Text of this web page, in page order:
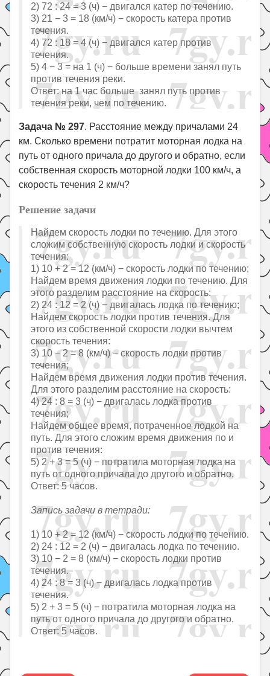
2) 72 : 24 = 3 (ч) − двигался катер по течению.
3) 21 − 3 = 18 (км/ч) − скорость катера против
течения.
4) 72 : 18 = 4 (ч) − двигался катер против
течения.
5) 4 − 3 = на 1 (ч) − больше времени занял путь
против течения реки.
Ответ: на 1 час больше занял путь против
течения реки, чем по течению.
Задача № 297. Расстояние между причалами 24
км. Сколько времени потратит моторная лодка на
путь от одного причала до другого и обратно, если
собственная скорость моторной лодки 100 км/ч, а
скорость течения 2 км/ч?
Решение задачи
Найдем скорость лодки по течению. Для этого
сложим собственную скорость лодки и скорость
течения:
1) 10 + 2 = 12 (км/ч) − скорость лодки по течению;
Найдем время движения лодки по течению. Для
этого разделим расстояние на скорость:
2) 24 : 12 = 2 (ч) − двигалась лодка по течению;
Найдем скорость лодки против течения. Для
этого из собственной скорости лодки вычтем
скорость течения:
3) 10 − 2 = 8 (км/ч) − скорость лодки против
течения;
Найдем время движения лодки против течения.
Для этого разделим расстояние на скорость:
4) 24 : 8 = 3 (ч) − двигалась лодка против
течения;
Найдем общее время, потраченное лодкой на
путь. Для этого сложим время движения по и
против течения:
5) 2 + 3 = 5 (ч) − потратила моторная лодка на
путь от одного причала до другого и обратно.
Ответ: 5 часов.
Запись задачи в тетради:
1) 10 + 2 = 12 (км/ч) − скорость лодки по течению.
2) 24 : 12 = 2 (ч) − двигалась лодка по течению.
3) 10 − 2 = 8 (км/ч) − скорость лодки против
течения.
4) 24 : 8 = 3 (ч) − двигалась лодка против
течения.
5) 2 + 3 = 5 (ч) − потратила моторная лодка на
путь от одного причала до другого и обратно.
Ответ: 5 часов.